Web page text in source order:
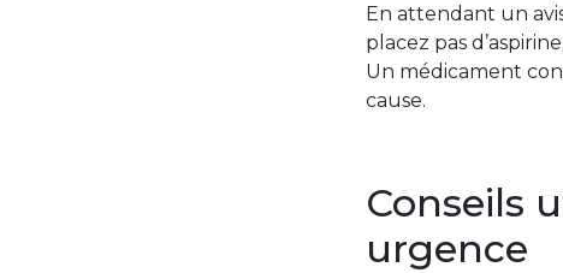
En attendant un
placez pas
Un médicament
cause.
Conseils
urgence